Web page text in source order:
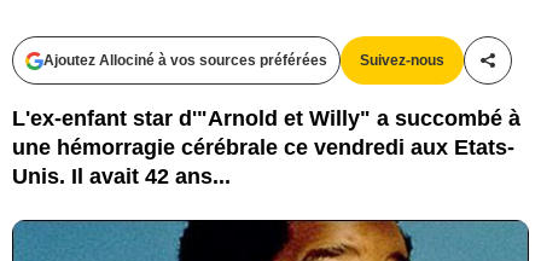
Ajoutez Allociné à vos sources préférées Suivez-nous
L'ex-enfant star d'"Arnold et Willy" a succombé à
une hémorragie cérébrale ce vendredi aux Etats-
Unis. Il avait 42 ans...